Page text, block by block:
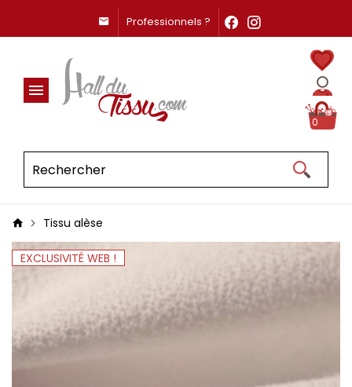
Professionnels ?
0
Tissu alèse
EXCLUSIVITÉ WEB !